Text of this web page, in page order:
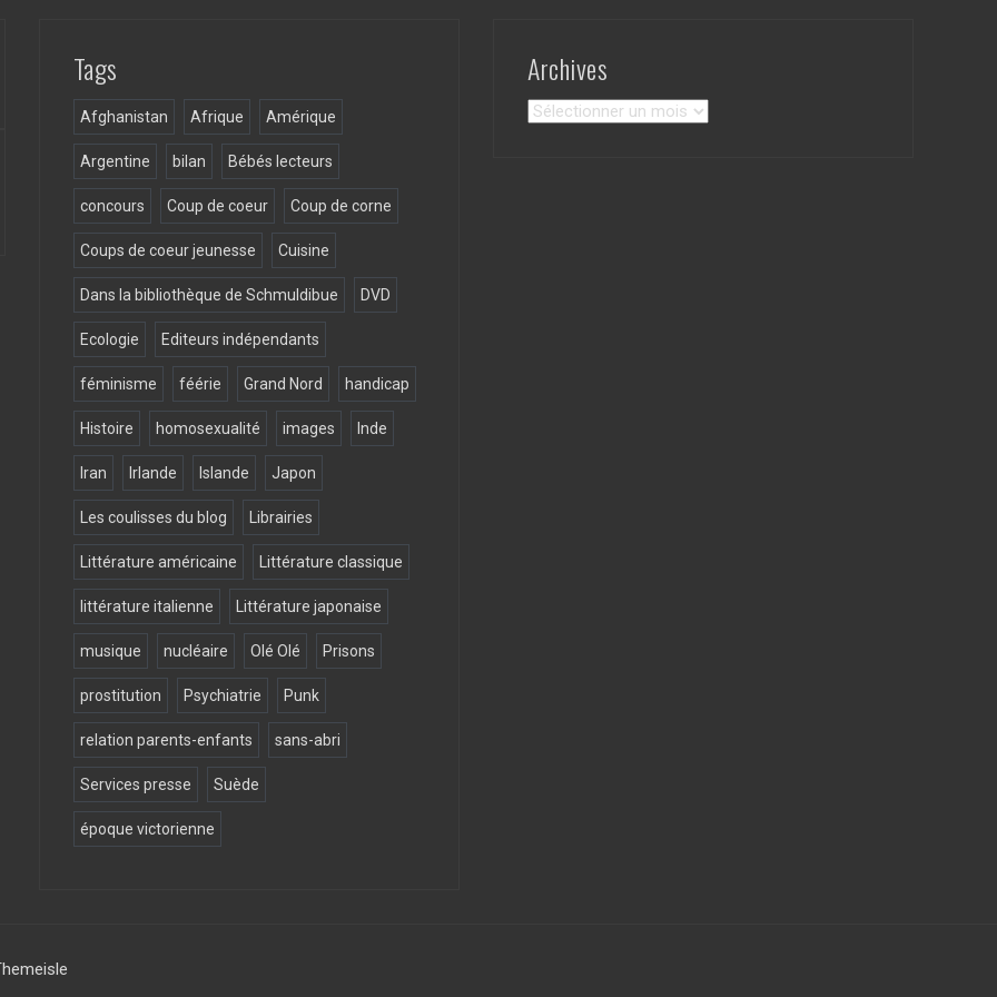
Tags
Afghanistan Afrique Amérique
Argentine bilan Bébés lecteurs
concours Coup de coeur Coup de corne
Coups de coeur jeunesse Cuisine
Dans la bibliothèque de Schmuldibue DVD
Ecologie Editeurs indépendants
féminisme féérie Grand Nord handicap
Histoire homosexualité images Inde
Iran Irlande Islande Japon
Les coulisses du blog Librairies
Littérature américaine Littérature classique
littérature italienne Littérature japonaise
musique nucléaire Olé Olé Prisons
prostitution Psychiatrie Punk
relation parents-enfants sans-abri
Services presse Suède
époque victorienne
Archives
Archives